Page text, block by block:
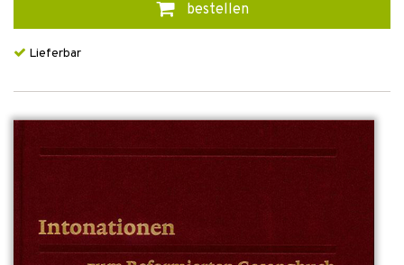
bestellen
Lieferbar